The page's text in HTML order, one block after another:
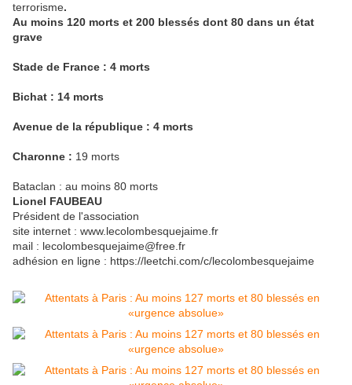
terrorisme.
Au moins 120 morts et 200 blessés dont 80 dans un état
grave
Stade de France : 4 morts
Bichat : 14 morts
Avenue de la république : 4 morts
Charonne : 19 morts
Bataclan : au moins 80 morts
Lionel FAUBEAU
Président de l'association
site internet : www.lecolombesquejaime.fr
mail : lecolombesquejaime@free.fr
adhésion en ligne : https://leetchi.com/c/lecolombesquejaime